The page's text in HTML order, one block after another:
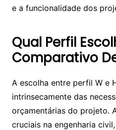
e a funcionalidade dos
Qual Perfil
Comparativo
A escolha entre perfil W e
intrinsecamente das
orçamentárias do projeto.
cruciais na engenharia